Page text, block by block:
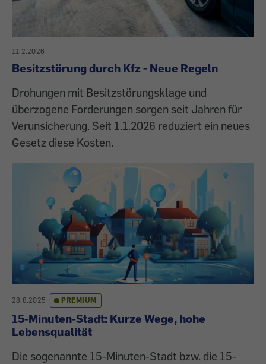
11.2.2026
Besitzstörung durch Kfz - Neue Regeln
Drohungen mit Besitzstörungsklage und
überzogene Forderungen sorgen seit Jahren für
Verunsicherung. Seit 1.1.2026 reduziert ein neues
Gesetz diese Kosten.
28.8.2025 PREMIUM
15-Minuten-Stadt: Kurze Wege, hohe
Lebensqualität
Die sogenannte 15-Minuten-Stadt bzw. die 15-